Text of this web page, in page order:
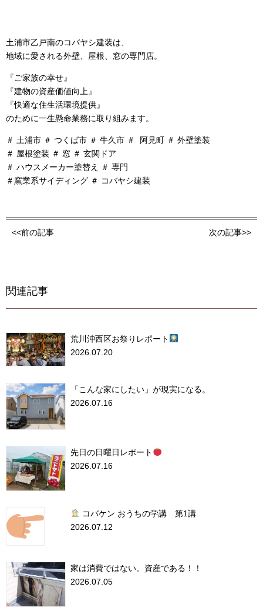
土浦市乙戸南のコバヤシ建装は、
地域に愛される外壁、屋根、窓の専門店。
『ご家族の幸せ』
『建物の資産価値向上』
『快適な住生活環境提供』
のために一生懸命業務に取り組みます。
＃ 土浦市 ＃ つくば市 ＃ 牛久市 ＃ 阿見町 ＃ 外壁塗装
＃ 屋根塗装 ＃ 窓 ＃ 玄関ドア
＃ ハウスメーカー塗替え ＃ 専門
＃窯業系サイディング ＃ コバヤシ建装
<<前の記事 次の記事>>
関連記事
荒川沖西区お祭りレポート
2026.07.20
「こんな家にしたい」が現実になる。
2026.07.16
先日の日曜日レポート
2026.07.16
コバケン おうちの学講 第1講
2026.07.12
家は消費ではない。資産である！！
2026.07.05